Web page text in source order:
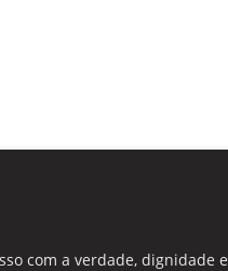
com a verdade, dignidade e